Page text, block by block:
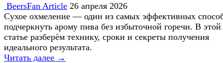
BeersFan Article 26 апреля 2026
Сухое охмеление — один из самых эффективных
подчеркнуть арому пива без избыточной горечи. В этой
статье разберём технику, сроки и секреты получения
идеального результата.
Читать далее →